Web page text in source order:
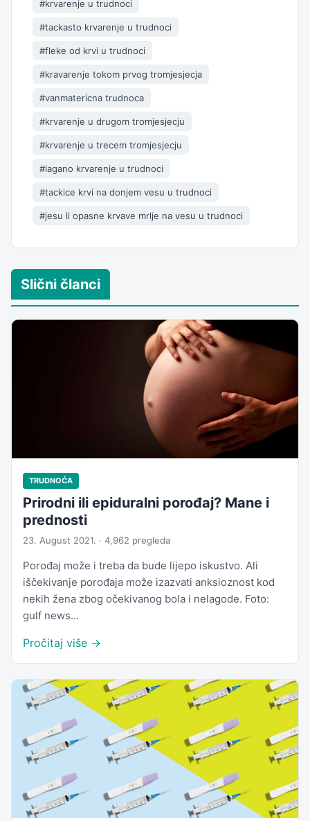
#krvarenje u trudnoci
#tackasto krvarenje u trudnoci
#fleke od krvi u trudnoci
#kravarenje tokom prvog tromjesjecja
#vanmatericna trudnoca
#krvarenje u drugom tromjesjecju
#krvarenje u trecem tromjesjecju
#lagano krvarenje u trudnoci
#tackice krvi na donjem vesu u trudnoci
#jesu li opasne krvave mrlje na vesu u trudnoci
Slični članci
TRUDNOĆA
Prirodni ili epiduralni porođaj? Mane i
prednosti
23. August 2021. · 4,962 pregleda
Porođaj može i treba da bude lijepo iskustvo. Ali
iščekivanje porođaja može izazvati anksioznost kod
nekih žena zbog očekivanog bola i nelagode. Foto:
gulf news...
Pročitaj više →